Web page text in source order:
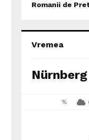
Romanii de
Vremea
Nürnberg
%